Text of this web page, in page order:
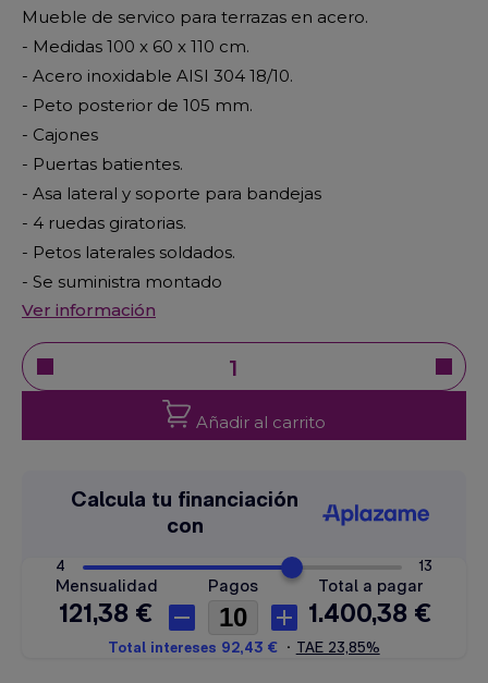
Mueble de servico para terrazas en acero.
- Medidas 100 x 60 x 110 cm.
- Acero inoxidable AISI 304 18/10.
- Peto posterior de 105 mm.
- Cajones
- Puertas batientes.
- Asa lateral y soporte para bandejas
- 4 ruedas giratorias.
- Petos laterales soldados.
- Se suministra montado
Ver información
Añadir al carrito